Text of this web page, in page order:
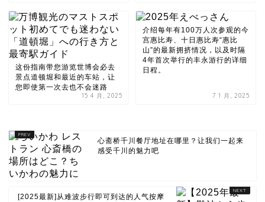
这份指南带您游览世博会必去
景点道顿堀和最近的车站，让
您即使第一次去也不会迷路
15 4 月, 2025
介绍每年有100万人次参观的今
宫惠比寿、十日惠比寿“惠比
山”的最新拥挤情况，以及时隔
4年首次举行的丰永游行的详细
日程。
7 1 月, 2025
心斋桥千川餐厅地址在哪里？让我们一起来
感受千川的魅力吧
[2025最新]从难波步行即可到达的人气按摩